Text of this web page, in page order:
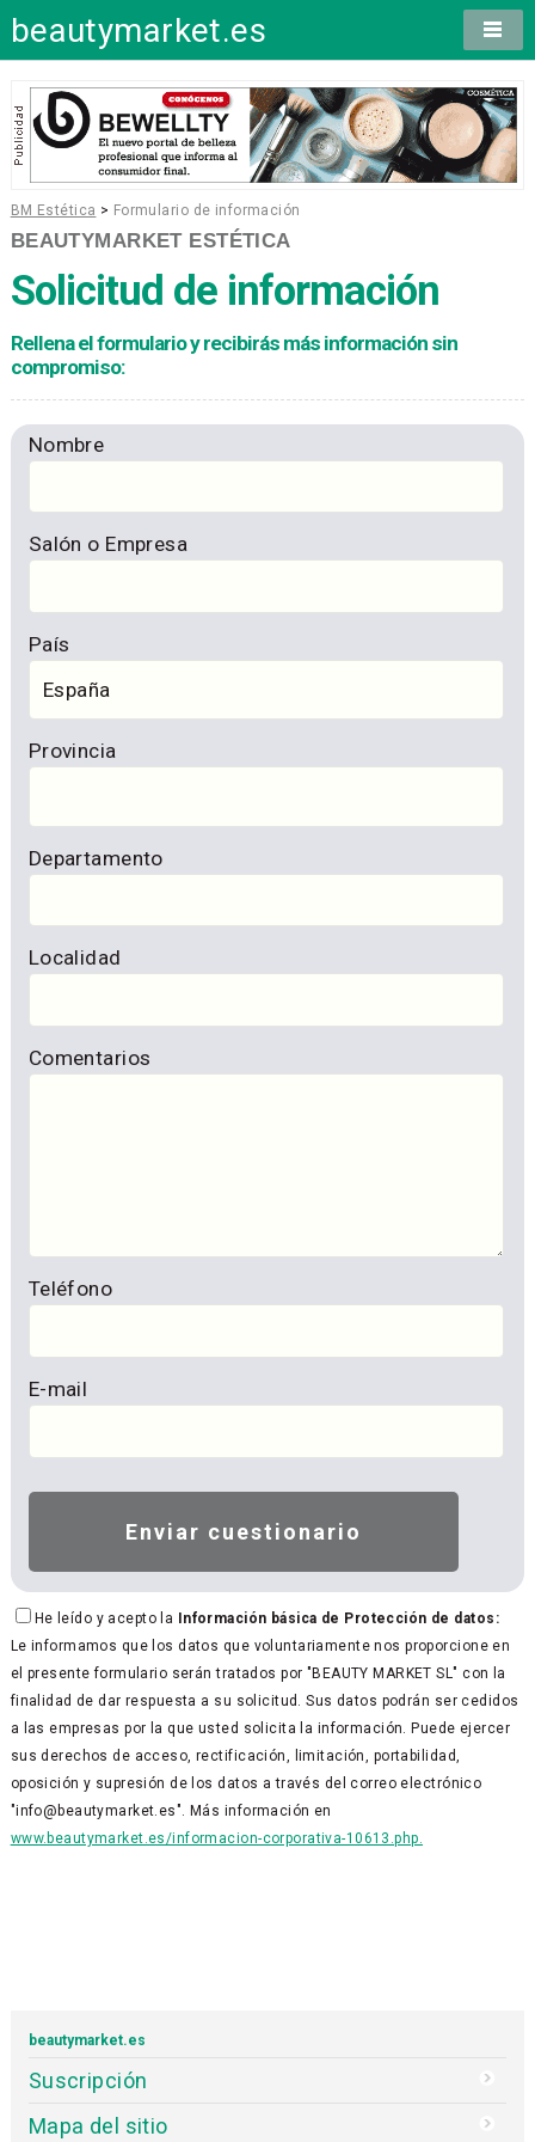
beautymarket.es
BM Estética > Formulario de información
BEAUTYMARKET ESTÉTICA
Solicitud de información
Rellena el formulario y recibirás más información sin
compromiso:
Nombre
Salón o Empresa
País
Provincia
Departamento
Localidad
Comentarios
Teléfono
E-mail
He leído y acepto la Información básica de Protección de datos:
Le informamos que los datos que voluntariamente nos proporcione en
el presente formulario serán tratados por "BEAUTY MARKET SL" con la
finalidad de dar respuesta a su solicitud. Sus datos podrán ser cedidos
a las empresas por la que usted solicita la información. Puede ejercer
sus derechos de acceso, rectificación, limitación, portabilidad,
oposición y supresión de los datos a través del correo electrónico
"info@beautymarket.es". Más información en
www.beautymarket.es/informacion-corporativa-10613.php.
beautymarket.es
Suscripción
Mapa del sitio